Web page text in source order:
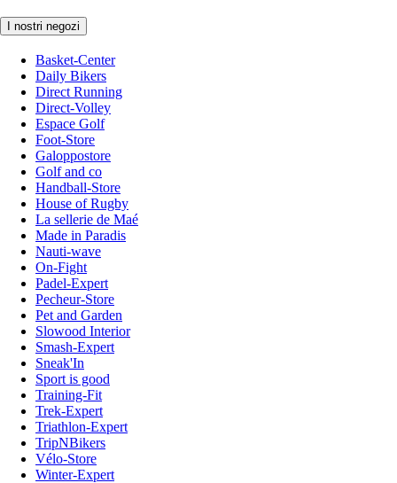
I nostri negozi
Basket-Center
Daily Bikers
Direct Running
Direct-Volley
Espace Golf
Foot-Store
Galoppostore
Golf and co
Handball-Store
House of Rugby
La sellerie de Maé
Made in Paradis
Nauti-wave
On-Fight
Padel-Expert
Pecheur-Store
Pet and Garden
Slowood Interior
Smash-Expert
Sneak'In
Sport is good
Training-Fit
Trek-Expert
Triathlon-Expert
TripNBikers
Vélo-Store
Winter-Expert